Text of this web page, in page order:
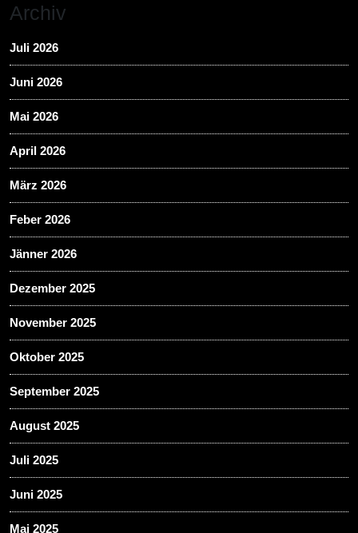
Archiv
Juli 2026
Juni 2026
Mai 2026
April 2026
März 2026
Feber 2026
Jänner 2026
Dezember 2025
November 2025
Oktober 2025
September 2025
August 2025
Juli 2025
Juni 2025
Mai 2025